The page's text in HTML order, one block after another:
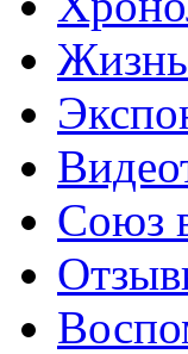
Союз